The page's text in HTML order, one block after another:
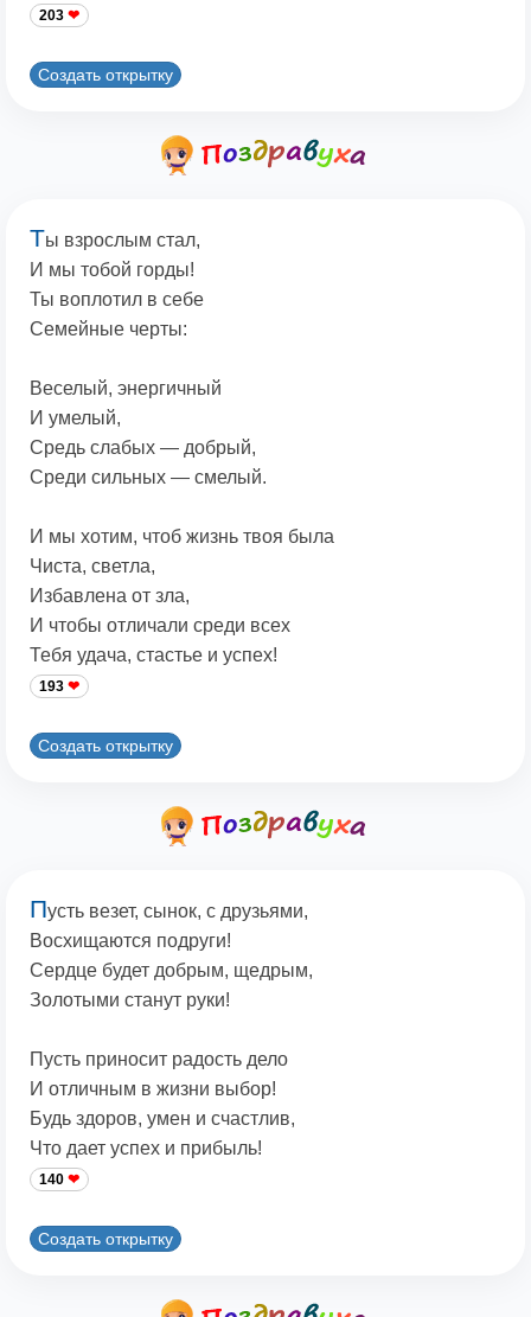
203
Создать открытку
Ты взрослым стал,
И мы тобой горды!
Ты воплотил в себе
Семейные черты:
Веселый, энергичный
И умелый,
Средь слабых — добрый,
Среди сильных — смелый.
И мы хотим, чтоб жизнь твоя была
Чиста, светла,
Избавлена от зла,
И чтобы отличали среди всех
Тебя удача, стастье и успех!
193
Создать открытку
Пусть везет, сынок, с друзьями,
Восхищаются подруги!
Сердце будет добрым, щедрым,
Золотыми станут руки!
Пусть приносит радость дело
И отличным в жизни выбор!
Будь здоров, умен и счастлив,
Что дает успех и прибыль!
140
Создать открытку